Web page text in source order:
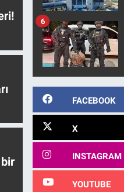
6
FACEBOOK
X
INSTAGRAM
YOUTUBE